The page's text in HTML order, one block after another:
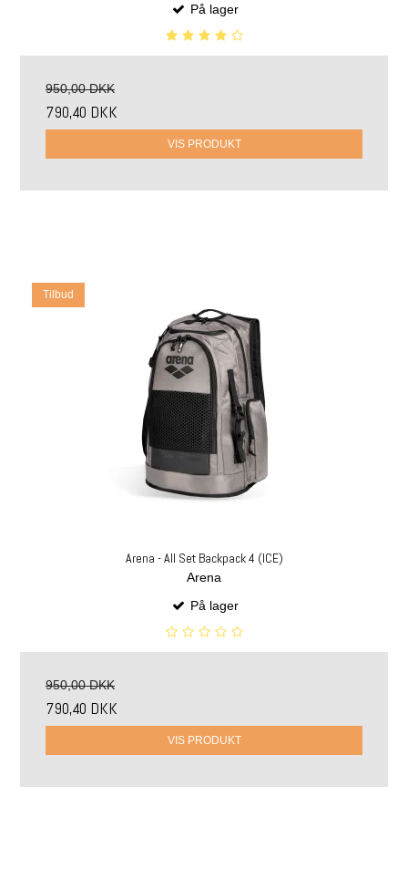
På lager
950,00 DKK
790,40 DKK
VIS PRODUKT
Tilbud
Arena - All Set Backpack 4 (ICE)
Arena
På lager
950,00 DKK
790,40 DKK
VIS PRODUKT